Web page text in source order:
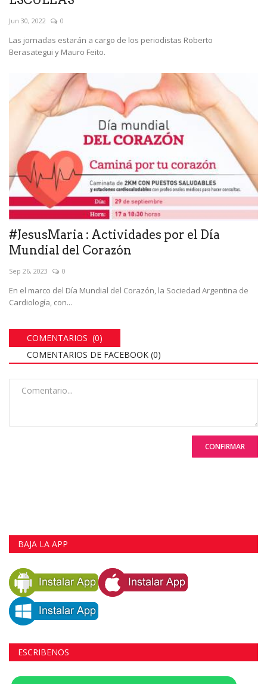
Jun 30, 2022 0
Las jornadas estarán a cargo de los periodistas Roberto
Berasategui y Mauro Feito.
#JesusMaria : Actividades por el Día
Mundial del Corazón
Sep 26, 2023 0
En el marco del Día Mundial del Corazón, la Sociedad Argentina de
Cardiología, con...
COMENTARIOS (0)
COMENTARIOS DE FACEBOOK (0)
CONFIRMAR
BAJA LA APP
ESCRIBENOS